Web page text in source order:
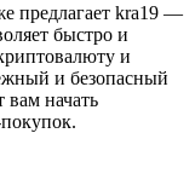
предлагает kra19 —
быстро и
и
и безопасный
вам начать